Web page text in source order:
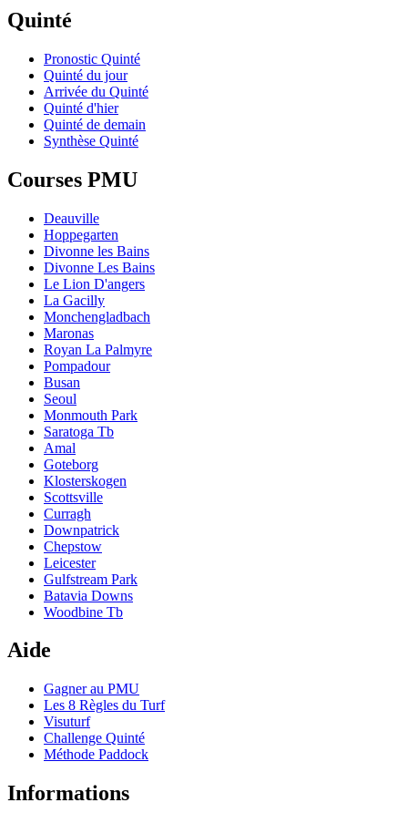
Quinté
Pronostic Quinté
Quinté du jour
Arrivée du Quinté
Quinté d'hier
Quinté de demain
Synthèse Quinté
Courses PMU
Deauville
Hoppegarten
Divonne les Bains
Divonne Les Bains
Le Lion D'angers
La Gacilly
Monchengladbach
Maronas
Royan La Palmyre
Pompadour
Busan
Seoul
Monmouth Park
Saratoga Tb
Amal
Goteborg
Klosterskogen
Scottsville
Curragh
Downpatrick
Chepstow
Leicester
Gulfstream Park
Batavia Downs
Woodbine Tb
Aide
Gagner au PMU
Les 8 Règles du Turf
Visuturf
Challenge Quinté
Méthode Paddock
Informations